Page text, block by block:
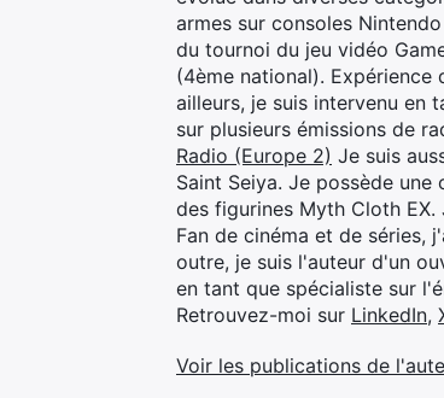
armes sur consoles
du tournoi du jeu vidéo
(4ème national). Expérience
ailleurs, je suis intervenu en
sur plusieurs émissions de
Radio (Europe 2) Je suis
Saint Seiya. Je possède
des figurines Myth Cloth EX.
Fan de cinéma et de séries,
outre, je suis l'auteur d'un
en tant que spécialiste sur
Retrouvez-moi sur LinkedIn,
Voir les publications de